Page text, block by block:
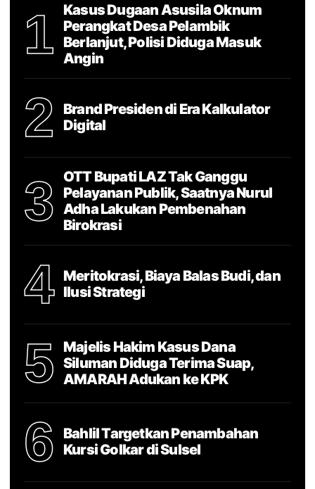
1
Kasus Dugaan Asusila Oknum
Perangkat Desa Pelambik
Berlanjut, Polisi Diduga Masuk
Angin
2
Brand Presiden di Era Kalkulator
Digital
3
OTT Bupati LAZ Tak Ganggu
Pelayanan Publik, Saatnya Nurul
Adha Lakukan Pembenahan
Birokrasi
4
Meritokrasi, Biaya Balas Budi, dan
Ilusi Strategi
5
Majelis Hakim Kasus Dana
Siluman Diduga Terima Suap,
AMARAH Adukan ke KPK
6
Bahlil Targetkan Penambahan
Kursi Golkar di Sulsel